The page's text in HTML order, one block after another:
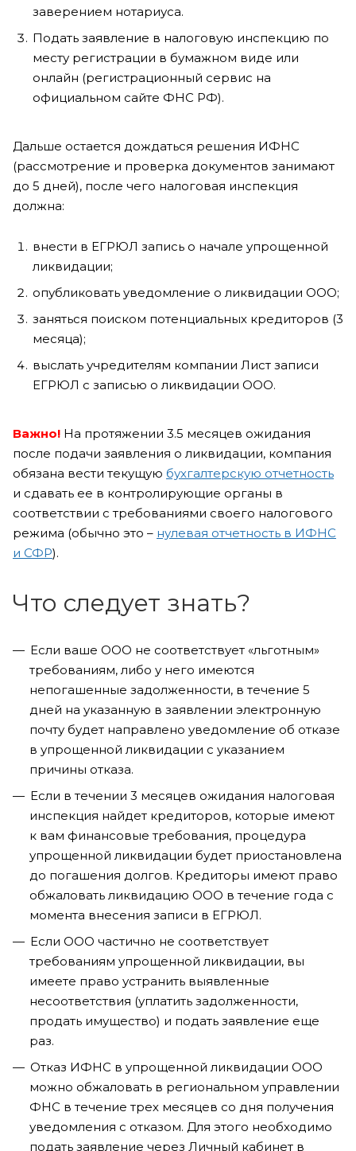
заверением нотариуса.
Подать заявление в налоговую инспекцию по
месту регистрации в бумажном виде или
онлайн (регистрационный сервис на
официальном сайте ФНС РФ).
Дальше остается дождаться решения ИФНС
(рассмотрение и проверка документов занимают
до 5 дней), после чего налоговая инспекция
должна:
внести в ЕГРЮЛ запись о начале упрощенной
ликвидации;
опубликовать уведомление о ликвидации ООО;
заняться поиском потенциальных кредиторов (3
месяца);
выслать учредителям компании Лист записи
ЕГРЮЛ с записью о ликвидации ООО.
Важно! На протяжении 3.5 месяцев ожидания
после подачи заявления о ликвидации, компания
обязана вести текущую бухгалтерскую отчетность
и сдавать ее в контролирующие органы в
соответствии с требованиями своего налогового
режима (обычно это – нулевая отчетность в ИФНС
и СФР).
Что следует знать?
Если ваше ООО не соответствует «льготным»
требованиям, либо у него имеются
непогашенные задолженности, в течение 5
дней на указанную в заявлении электронную
почту будет направлено уведомление об отказе
в упрощенной ликвидации с указанием
причины отказа.
Если в течении 3 месяцев ожидания налоговая
инспекция найдет кредиторов, которые имеют
к вам финансовые требования, процедура
упрощенной ликвидации будет приостановлена
до погашения долгов. Кредиторы имеют право
обжаловать ликвидацию ООО в течение года с
момента внесения записи в ЕГРЮЛ.
Если ООО частично не соответствует
требованиям упрощенной ликвидации, вы
имеете право устранить выявленные
несоответствия (уплатить задолженности,
продать имущество) и подать заявление еще
раз.
Отказ ИФНС в упрощенной ликвидации ООО
можно обжаловать в региональном управлении
ФНС в течение трех месяцев со дня получения
уведомления с отказом. Для этого необходимо
подать заявление через Личный кабинет в